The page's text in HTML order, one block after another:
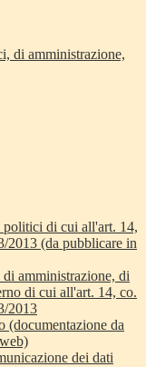
di amministrazione,
di cui all'art. 14,
2013 (da pubblicare in
amministrazione, di
di cui all'art. 14, co.
2013
(documentazione da
dei dati